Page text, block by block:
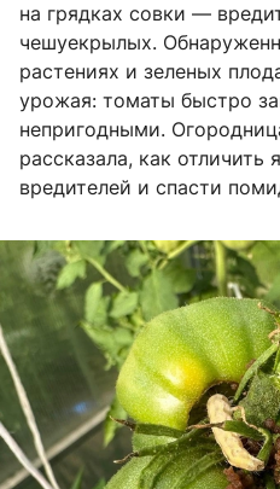
на грядках совки —
чешуекрылых.
растениях и зеленых
урожая: томаты быстро
непригодными.
рассказала, как отличить
вредителей и спасти